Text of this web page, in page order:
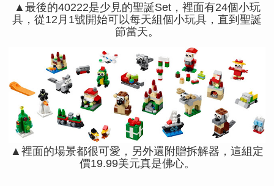
▲最後的40222是少見的聖誕Set，裡面有24個小玩
具，從12月1號開始可以每天組個小玩具，直到聖誕
節當天。
▲裡面的場景都很可愛，另外還附贈拆解器，這組定
價19.99美元真是佛心。